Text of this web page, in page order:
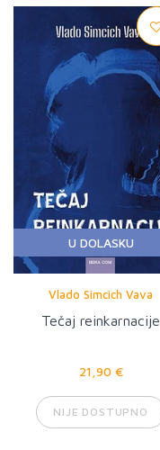
U DOLASKU
Vlado Simcich Vava
Tečaj reinkarnacije
21,90 €
NIJE DOSTUPNO